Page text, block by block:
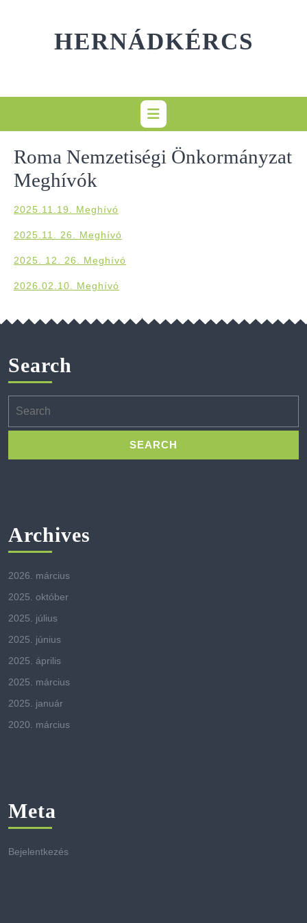
HERNÁDKÉRCS
Roma Nemzetiségi Önkormányzat
Meghívók
2025.11.19. Meghívó
2025.11. 26. Meghívó
2025. 12. 26. Meghívó
2026.02.10. Meghívó
Search
for:
Archives
2026. március
2025. október
2025. július
2025. június
2025. április
2025. március
2025. január
2020. március
Meta
Bejelentkezés